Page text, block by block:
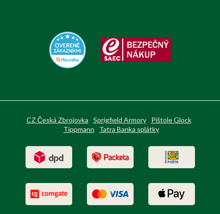
CZ Česká Zbrojovka Sprigfield Armory
Pištole Glock
Tippmann
Tatra Banka splátky